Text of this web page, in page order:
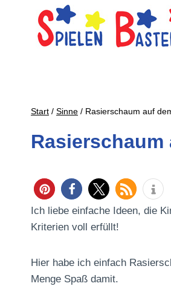
springen
Start / Sinne / Rasierschaum auf
Ich liebe einfache Ideen, die
Kriterien voll erfüllt!
Hier habe ich einfach
Menge Spaß damit.